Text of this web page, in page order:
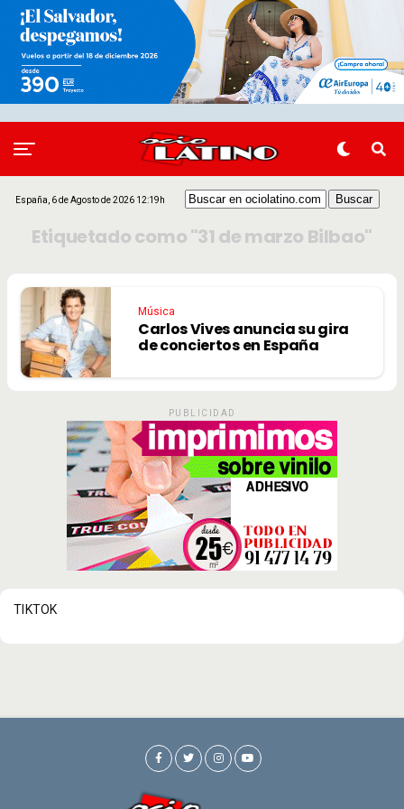
España, 6 de Agosto de 2026 12:19h
Etiquetado como "31 de marzo Bilbao"
Música
Carlos Vives anuncia su gira
de conciertos en España
PUBLICIDAD
TIKTOK